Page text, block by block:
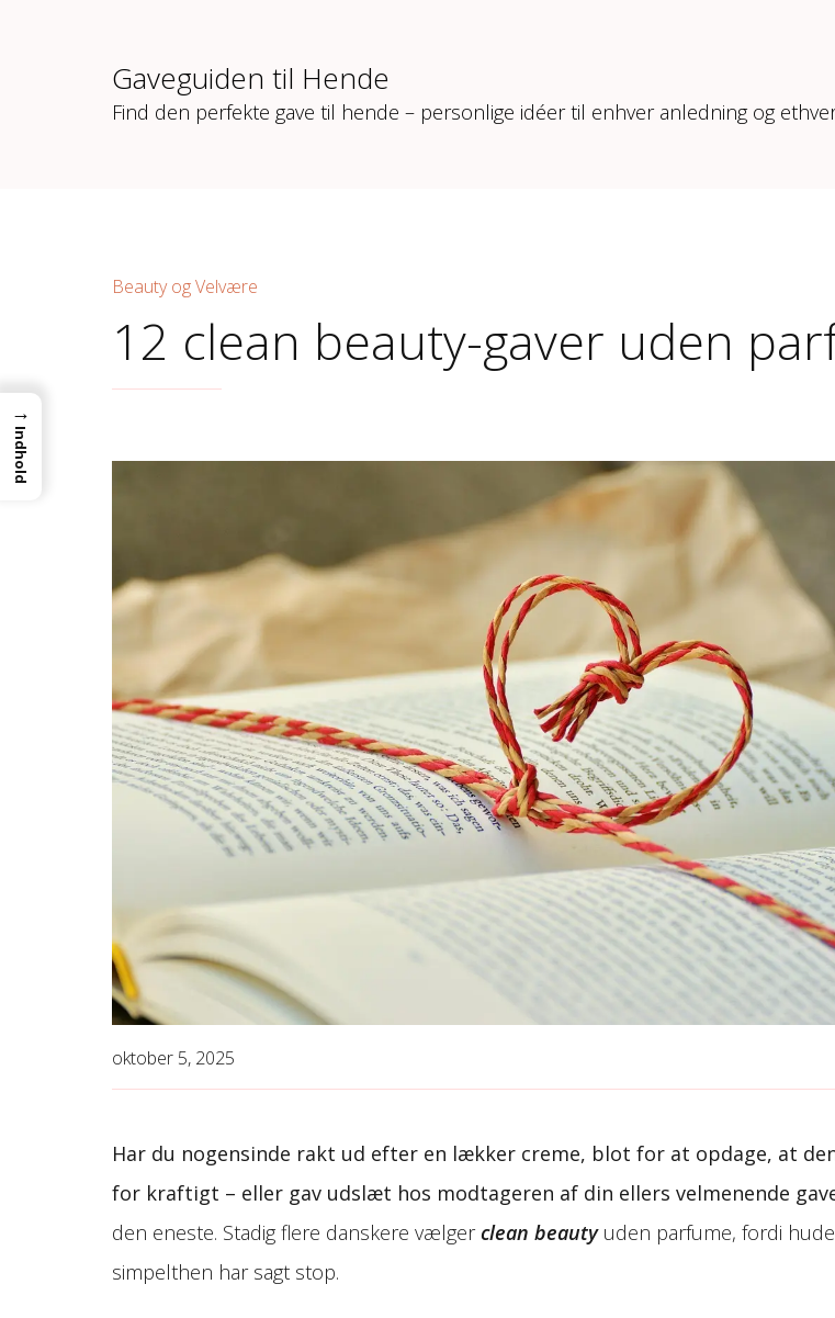
Gaveguiden til Hende
Find den perfekte gave til hende – personlige idéer til enhver anledning og
Beauty og Velvære
12 clean beauty-gaver uden
oktober 5, 2025
Har du nogensinde rakt ud efter en lækker creme, blot for at opdage, at
for kraftigt – eller gav udslæt hos modtageren af din ellers velmenende
den eneste. Stadig flere danskere vælgerclean beautyuden parfume, fordi
simpelthen har sagt stop.
→
Indhold